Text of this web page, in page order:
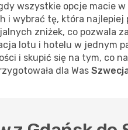
wszystkie opcje macie
wybrać tę, która najlepiej
zniżek, co pozwala
lotu i hotelu w jednym
i skupić się na tym, co
dla Was